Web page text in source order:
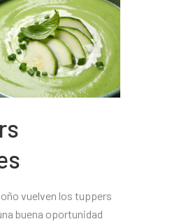
vuelven los tuppers
buena oportunidad